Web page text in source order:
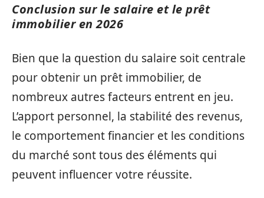
Conclusion sur le salaire et le prêt
immobilier en 2026
Bien que la question du salaire soit centrale
pour obtenir un prêt immobilier, de
nombreux autres facteurs entrent en jeu.
L’apport personnel, la stabilité des revenus,
le comportement financier et les conditions
du marché sont tous des éléments qui
peuvent influencer votre réussite.